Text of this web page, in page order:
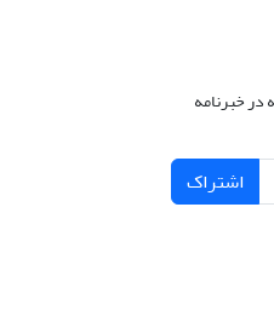
در خبرنامه
اشتراک